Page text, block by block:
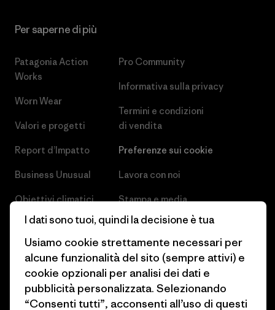
Per saperne di più
Patagonia Action
Works
Worn Wear
Valori e progetti
Report d’Impatto
Business Unusual
Obiettivi climatici
1% For The Planet
Come finanziamo
Buoni regalo
Trova un negozio
Pro Community
Informativa sulla privacy
Termini e condizioni
di vendita
Preferenze sui cookie
Lavora con noi
Stampa e media
Industry program
Programma di affiliazione
Patagonia Svizzera Mappa del
sito
I dati sono tuoi, quindi la decisione è tua
Usiamo cookie strettamente necessari per
alcune funzionalità del sito (sempre attivi) e
cookie opzionali per analisi dei dati e
pubblicità personalizzata. Selezionando
“Consenti tutti”, acconsenti all’uso di questi